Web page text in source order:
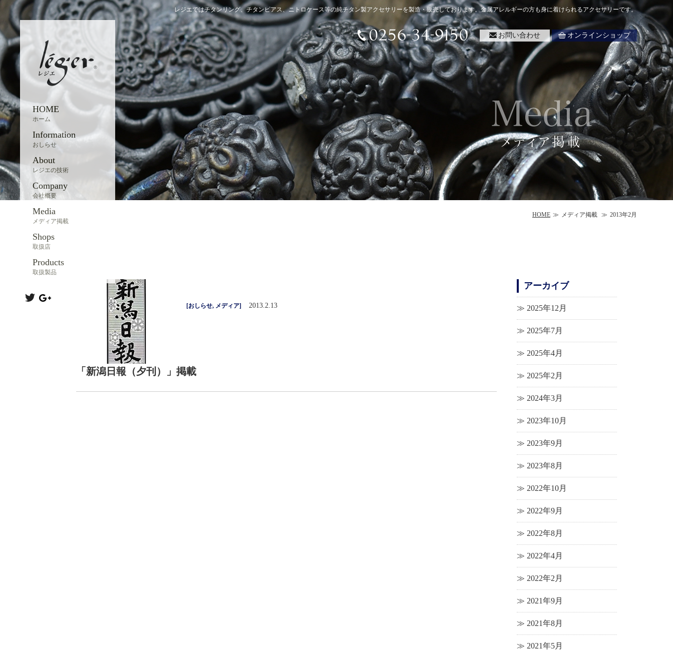
レジエではチタンリング、チタンピアス、ニトロケース等の純チタン製アクセサリーを製造・販売しております。金属アレルギーの方も身に着けられるアクセサリーです。
お問い合わせ オンラインショップ
HOME
ホーム
Information
おしらせ
About
レジエの技術
Company
会社概要
Media
メディア掲載
Shops
取扱店
Products
取扱製品
HOME メディア掲載 2013年2月
[おしらせ, メディア] 2013.2.13
「新潟日報（夕刊）」掲載
アーカイブ
2025年12月
2025年7月
2025年4月
2025年2月
2024年3月
2023年10月
2023年9月
2023年8月
2022年10月
2022年9月
2022年8月
2022年4月
2022年2月
2021年9月
2021年8月
2021年5月